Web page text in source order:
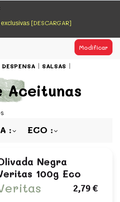
y de productores
los mejores productos de
y de productores
[DESCARGAR]
Modificar
DESPENSA SALSAS
Aceitunas
ECO
Negra
100g Eco
2,79 €